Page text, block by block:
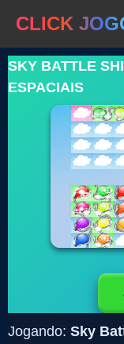
CLICK
SKY BATTLE
ESPACIAIS
Jogando: Sky